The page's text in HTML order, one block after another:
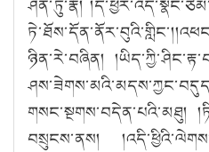
ཤིན་ཏུ་རྣོ།
ཉིན་རེ་བཞིན།
གསང་སྔགས་བདེན་པའི་མཐུ།
བསྲུངས་ནས།